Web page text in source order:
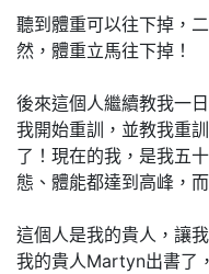
聽到體重可以往下掉，
然，體重立馬往下掉！
後來這個人繼續教我一
我開始重訓，並教我重
了！現在的我，是我五
態、體能都達到高峰，
這個人是我的貴人，讓
我的貴人Martyn出書了